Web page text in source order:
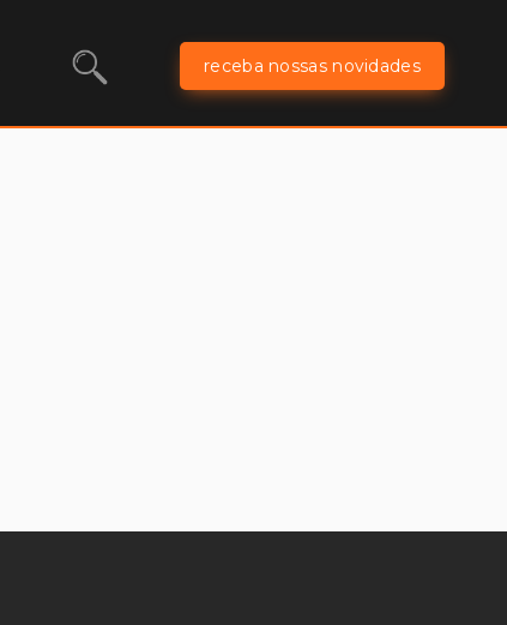
receba nossas novidades